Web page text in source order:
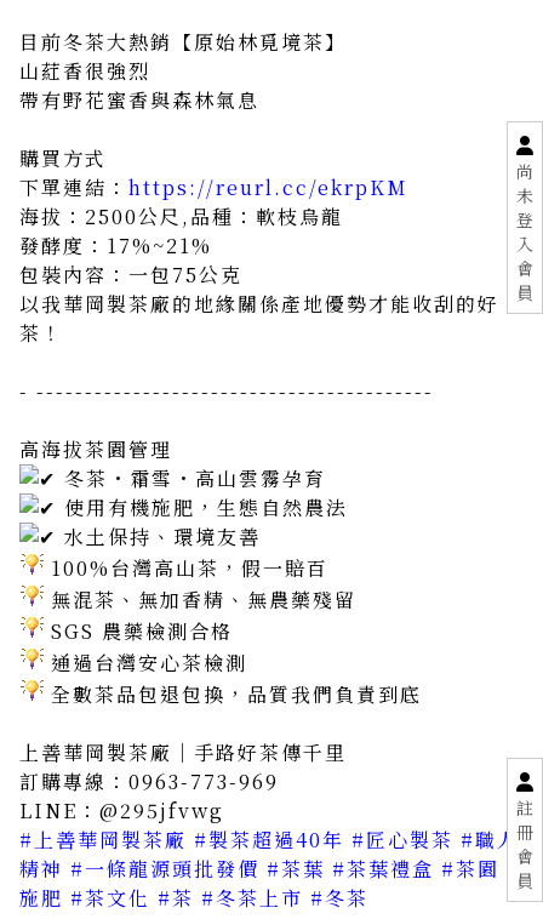
尚
未
登
入
會
員
註
冊
會
員
目前冬茶大熱銷【原始林覓境茶】
山葒香很強烈
帶有野花蜜香與森林氣息
購買方式
下單連結： https://reurl.cc/ekrpKM
海拔：2500公尺,品種：軟枝烏龍
發酵度：17%~21%
包裝內容：一包75公克
以我華岡製茶廠的地緣關係產地優勢才能收刮的好
茶！
- -----------------------------------------
高海拔茶園管理
冬茶・霜雪・高山雲霧孕育
使用有機施肥，生態自然農法
水土保持、環境友善
100%台灣高山茶，假一賠百
無混茶、無加香精、無農藥殘留
SGS 農藥檢測合格
通過台灣安心茶檢測
全數茶品包退包換，品質我們負責到底
上善華岡製茶廠｜手路好茶傳千里
訂購專線：0963-773-969
LINE：@295jfvwg
#上善華岡製茶廠 #製茶超過40年 #匠心製茶 #職人
精神 #一條龍源頭批發價 #茶葉 #茶葉禮盒 #茶園
#
施肥 #茶文化 #茶 #冬茶上市 #冬茶